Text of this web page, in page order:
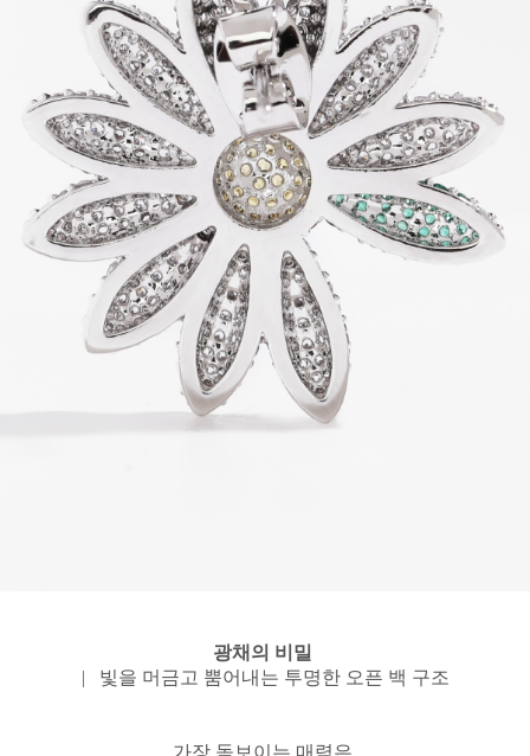
광채의 비밀
| 빛을 머금고 뿜어내는 투명한 오픈 백 구조
가장 돋보이는 매력은